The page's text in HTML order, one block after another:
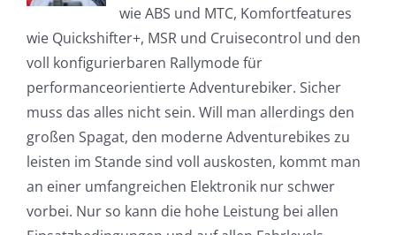
wie ABS und MTC, Komfortfeatures
wie Quickshifter+, MSR und Cruisecontrol und den
voll konfigurierbaren Rallymode für
performanceorientierte Adventurebiker. Sicher
muss das alles nicht sein. Will man allerdings den
großen Spagat, den moderne Adventurebikes zu
leisten im Stande sind voll auskosten, kommt man
an einer umfangreichen Elektronik nur schwer
vorbei. Nur so kann die hohe Leistung bei allen